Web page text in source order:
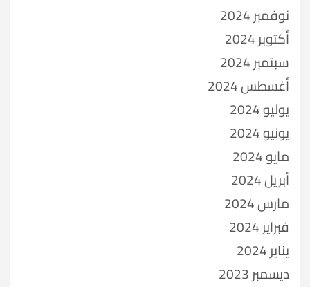
نوفمبر 2024
أكتوبر 2024
سبتمبر 2024
أغسطس 2024
يوليو 2024
يونيو 2024
مايو 2024
أبريل 2024
مارس 2024
فبراير 2024
يناير 2024
ديسمبر 2023